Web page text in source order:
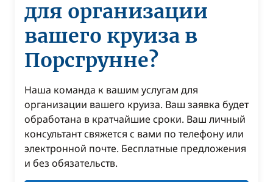
для организации
вашего круиза в
Порсгрунне?
Наша команда к вашим услугам для
организации вашего круиза. Ваш заявка будет
обработана в кратчайшие сроки. Ваш личный
консультант свяжется с вами по телефону или
электронной почте. Бесплатные предложения
и без обязательств.